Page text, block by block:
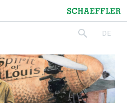
Schaeffler
suchenDE